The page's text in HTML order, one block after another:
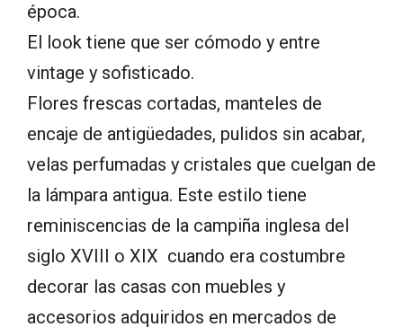
época.
El look tiene que ser cómodo y entre
vintage y sofisticado.
Flores frescas cortadas, manteles de
encaje de antigüedades, pulidos sin acabar,
velas perfumadas y cristales que cuelgan de
la lámpara antigua. Este estilo tiene
reminiscencias de la campiña inglesa del
siglo XVIII o XIX cuando era costumbre
decorar las casas con muebles y
accesorios adquiridos en mercados de